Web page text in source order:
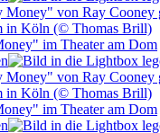
im Theater am Dom
im Theater am Dom